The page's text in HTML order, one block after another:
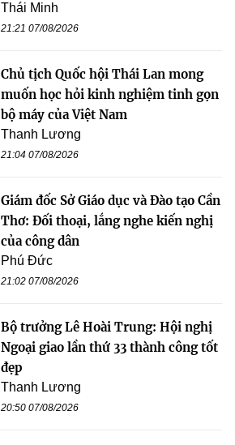
Thái Minh
21:21 07/08/2026
Chủ tịch Quốc hội Thái Lan mong
muốn học hỏi kinh nghiệm tinh gọn
bộ máy của Việt Nam
Thanh Lương
21:04 07/08/2026
Giám đốc Sở Giáo dục và Đào tạo Cần
Thơ: Đối thoại, lắng nghe kiến nghị
của công dân
Phú Đức
21:02 07/08/2026
Bộ trưởng Lê Hoài Trung: Hội nghị
Ngoại giao lần thứ 33 thành công tốt
đẹp
Thanh Lương
20:50 07/08/2026